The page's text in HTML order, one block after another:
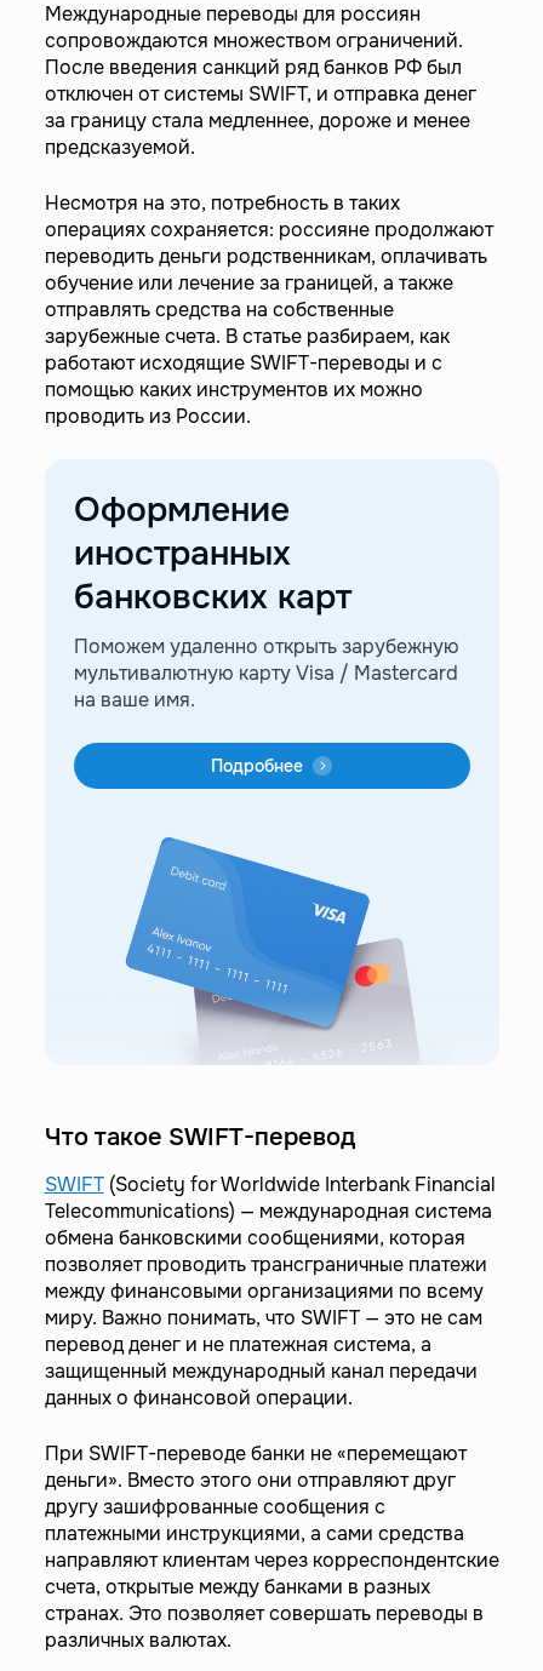
—Как отправить SWIFT-перевод
—Ситуация со SWIFT-переводами из России в
2026 году
—Решение для SWIFT-переводов от Easy
— SWIFT-переводы без ограничений
Международные переводы для россиян
сопровождаются множеством ограничений.
После введения санкций ряд банков РФ был
отключен от системы SWIFT, и отправка денег
за границу стала медленнее, дороже и менее
предсказуемой.
Несмотря на это, потребность в таких
операциях сохраняется: россияне продолжают
переводить деньги родственникам, оплачивать
обучение или лечение за границей, а также
отправлять средства на собственные
зарубежные счета. В статье разбираем, как
работают исходящие SWIFT-переводы и с
помощью каких инструментов их можно
проводить из России.
Оформление
иностранных
банковских карт
Поможем удаленно открыть зарубежную
мультивалютную карту Visa / Mastercard
на ваше имя.
Подробнее
Что такое SWIFT-перевод
SWIFT(Society for Worldwide Interbank Financial
Telecommunications) — международная система
обмена банковскими сообщениями, которая
позволяет проводить трансграничные платежи
между финансовыми организациями по всему
миру. Важно понимать, что SWIFT — это не сам
перевод денег и не платежная система, а
защищенный международный канал передачи
данных о финансовой операции.
При SWIFT-переводе банки не «перемещают
деньги». Вместо этого они отправляют друг
другу зашифрованные сообщения с
платежными инструкциями, а сами средства
направляют клиентам через корреспондентские
счета, открытые между банками в разных
странах. Это позволяет совершать переводы в
различных валютах.